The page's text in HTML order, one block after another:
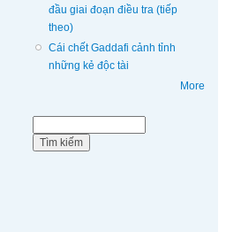
đầu giai đoạn điều tra (tiếp
theo)
Cái chết Gaddafi cảnh tỉnh
những kẻ độc tài
More